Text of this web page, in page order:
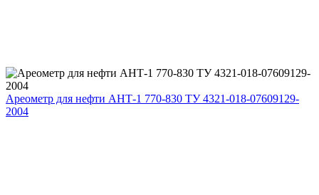
Ареометр для нефти АНТ-1 770-830 ТУ 4321-018-07609129-
2004